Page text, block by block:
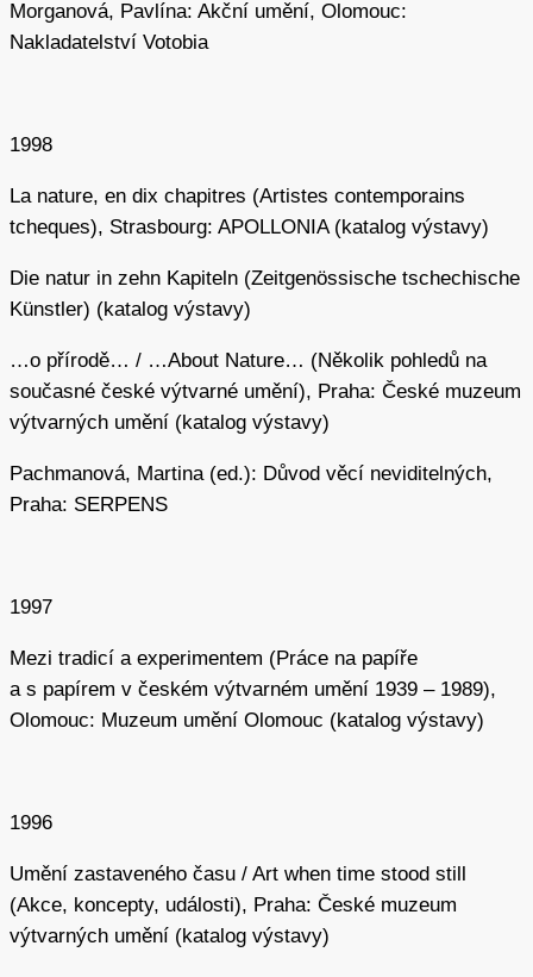
Morganová, Pavlína: Akční umění, Olomouc:
Nakladatelství Votobia
1998
La nature, en dix chapitres (Artistes contemporains
tcheques), Strasbourg: APOLLONIA (katalog výstavy)
Die natur in zehn Kapiteln (Zeitgenössische tschechische
Künstler) (katalog výstavy)
…o přírodě… / …About Nature… (Několik pohledů na
současné české výtvarné umění), Praha: České muzeum
výtvarných umění (katalog výstavy)
Pachmanová, Martina (ed.): Důvod věcí neviditelných,
Praha: SERPENS
1997
Mezi tradicí a experimentem (Práce na papíře
a s papírem v českém výtvarném umění 1939 – 1989),
Olomouc: Muzeum umění Olomouc (katalog výstavy)
1996
Umění zastaveného času / Art when time stood still
(Akce, koncepty, události), Praha: České muzeum
výtvarných umění (katalog výstavy)